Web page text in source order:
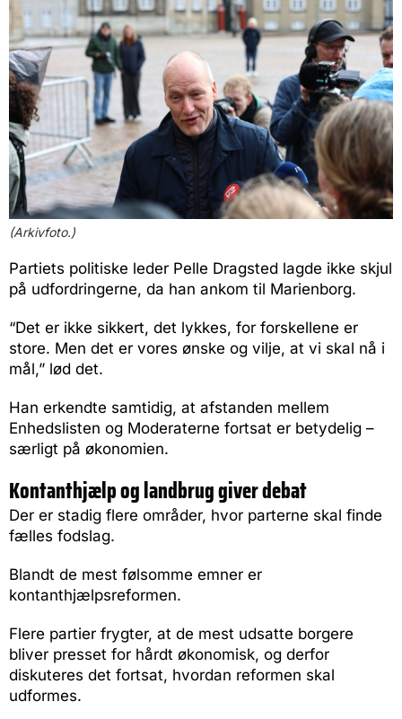
(Arkivfoto.)
Partiets politiske leder Pelle Dragsted lagde ikke skjul
på udfordringerne, da han ankom til Marienborg.
“Det er ikke sikkert, det lykkes, for forskellene er
store. Men det er vores ønske og vilje, at vi skal nå i
mål,” lød det.
Han erkendte samtidig, at afstanden mellem
Enhedslisten og Moderaterne fortsat er betydelig –
særligt på økonomien.
Kontanthjælp og landbrug giver debat
Der er stadig flere områder, hvor parterne skal finde
fælles fodslag.
Blandt de mest følsomme emner er
kontanthjælpsreformen.
Flere partier frygter, at de mest udsatte borgere
bliver presset for hårdt økonomisk, og derfor
diskuteres det fortsat, hvordan reformen skal
udformes.